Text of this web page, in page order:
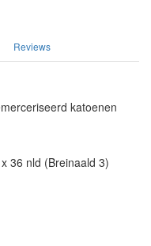
Reviews
katoenen
36 nld (Breinaald 3)